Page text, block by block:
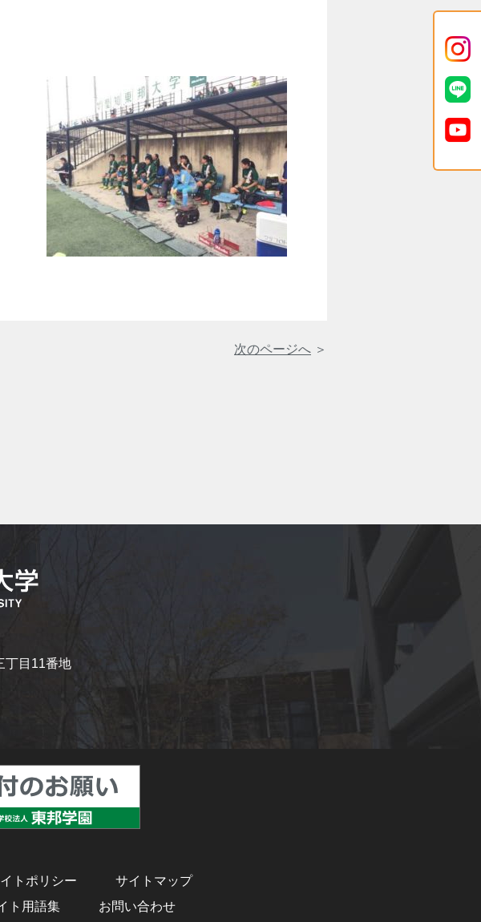
次のページへ ＞
丁目11番地
トポリシー
サイトマップ
ト用語集 お問い合わせ